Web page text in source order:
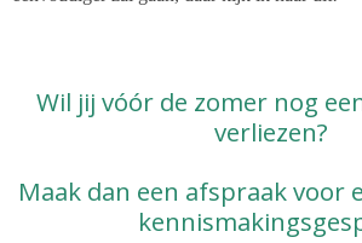
Wil jij vóór de zomer nog
verliezen?
Maak dan een afspraak voor